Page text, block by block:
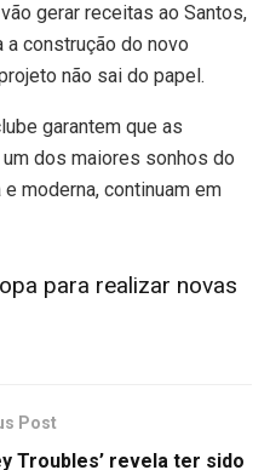
gerar receitas ao Santos,
a construção do novo
não sai do papel.
garantem que as
dos maiores sonhos do
moderna, continuam em
para realizar novas
Post
Troubles’ revela ter sido